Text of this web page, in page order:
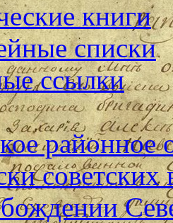
книги
списки
ссылки